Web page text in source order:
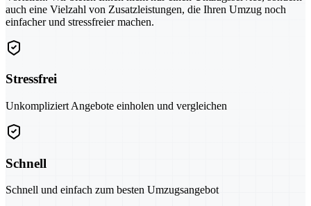
auch eine Vielzahl von Zusatzleistungen, die Ihren Umzug noch
einfacher und stressfreier machen.
Stressfrei
Unkompliziert Angebote einholen und vergleichen
Schnell
Schnell und einfach zum besten Umzugsangebot